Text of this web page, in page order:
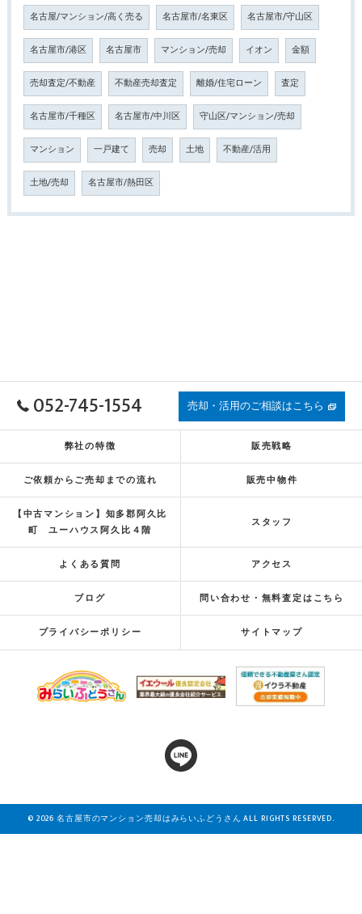
名古屋/マンション/高く売る 名古屋市/名東区 名古屋市/守山区
名古屋市/港区 名古屋市 マンション/売却 イオン 金額
売却査定/不動産 不動産売却査定 離婚/住宅ローン 査定
名古屋市/千種区 名古屋市/中川区 守山区/マンション/売却
マンション 一戸建て 売却 土地 不動産/活用
土地/売却 名古屋市/熱田区
052-745-1554 売却・活用のご相談はこちら
弊社の特徴 販売戦略
ご依頼からご売却までの流れ 販売中物件
【中古マンション】知多郡阿久比
町 ユーハウス阿久比４階
スタッフ
よくある質問 アクセス
ブログ 問い合わせ・無料査定はこちら
プライバシーポリシー サイトマップ
© 2026 名古屋市のマンション売却はみらいふどうさん ALL RIGHTS RESERVED.